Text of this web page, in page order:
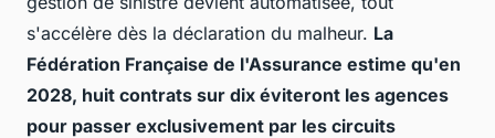
s'accélère dès la déclaration du malheur. La
Fédération Française de l'Assurance estime qu'en
2028, huit contrats sur dix éviteront les agences
pour passer exclusivement par les circuits